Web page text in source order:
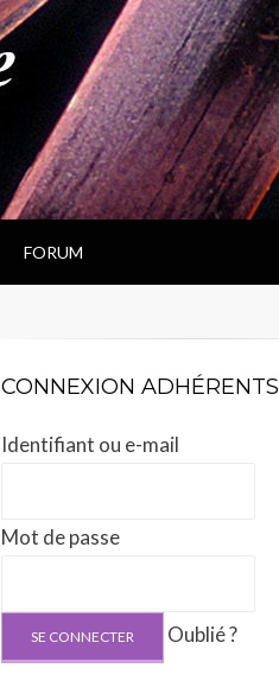
FORUM
CONNEXION ADHÉRENTS
Identifiant ou e-mail
Mot de passe
Oublié ?